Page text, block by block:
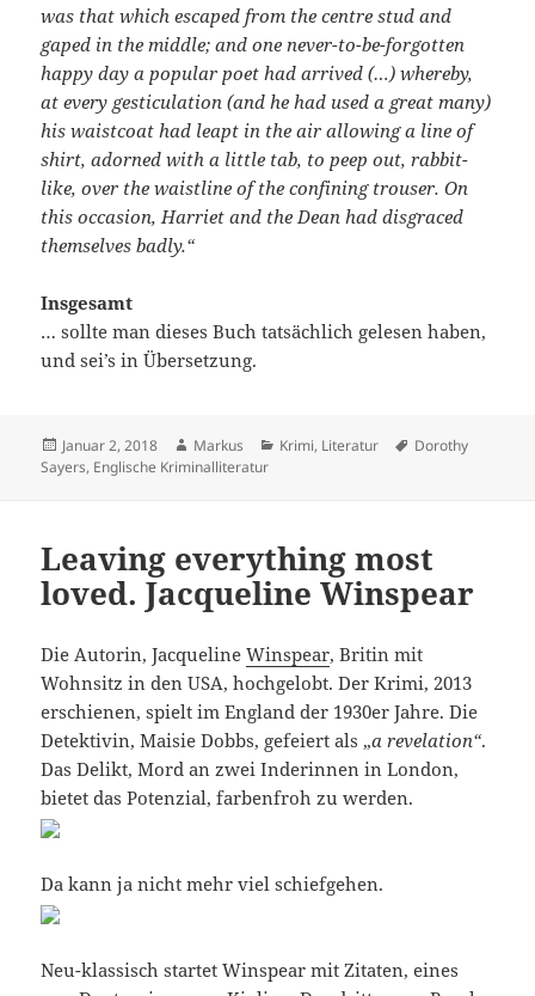
was that which escaped from the centre stud and
gaped in the middle; and one never-to-be-forgotten
happy day a popular poet had arrived (…) whereby,
at every gesticulation (and he had used a great many)
his waistcoat had leapt in the air allowing a line of
shirt, adorned with a little tab, to peep out, rabbit-
like, over the waistline of the confining trouser. On
this occasion, Harriet and the Dean had disgraced
themselves badly.“
Insgesamt
… sollte man dieses Buch tatsächlich gelesen haben,
und sei’s in Übersetzung.
Veröffentlicht
am
Januar 2, 2018 Autor
Markus Kategorien
Krimi, Literatur Schlagwörter
Dorothy
Sayers, Englische Kriminalliteratur
Leaving everything most
loved. Jacqueline Winspear
Die Autorin, JacquelineWinspear, Britin mit
Wohnsitz in den USA, hochgelobt. Der Krimi, 2013
erschienen, spielt im England der 1930er Jahre. Die
Detektivin, Maisie Dobbs, gefeiert als „a revelation“.
Das Delikt, Mord an zwei Inderinnen in London,
bietet das Potenzial, farbenfroh zu werden.
Da kann ja nicht mehr viel schiefgehen.
Neu-klassisch startet Winspear mit Zitaten, eines